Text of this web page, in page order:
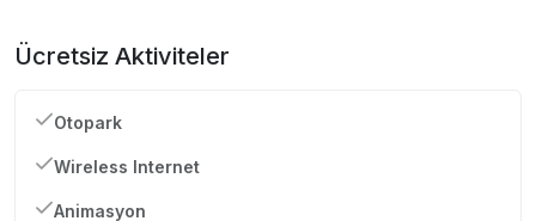
Ücretsiz Aktiviteler
Otopark
Wireless Internet
Animasyon